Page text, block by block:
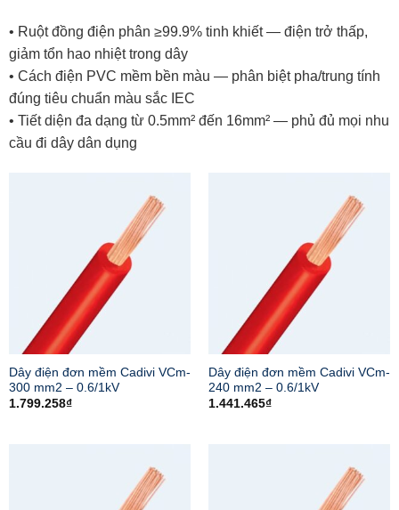
• Ruột đồng điện phân ≥99.9% tinh khiết — điện trở thấp,
giảm tổn hao nhiệt trong dây
• Cách điện PVC mềm bền màu — phân biệt pha/trung tính
đúng tiêu chuẩn màu sắc IEC
• Tiết diện đa dạng từ 0.5mm² đến 16mm² — phủ đủ mọi nhu
cầu đi dây dân dụng
Dây điện đơn mềm Cadivi VCm-
300 mm2 – 0.6/1kV
1.799.258₫
Dây điện đơn mềm Cadivi VCm-
240 mm2 – 0.6/1kV
1.441.465₫